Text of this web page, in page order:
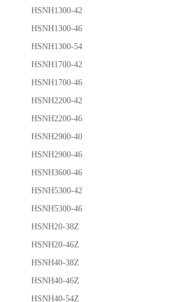
HSNH1300-42
HSNH1300-46
HSNH1300-54
HSNH1700-42
HSNH1700-46
HSNH2200-42
HSNH2200-46
HSNH2900-40
HSNH2900-46
HSNH3600-46
HSNH5300-42
HSNH5300-46
HSNH20-38Z
HSNH20-46Z
HSNH40-38Z
HSNH40-46Z
HSNH40-54Z